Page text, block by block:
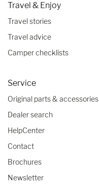
Travel & Enjoy
Travel stories
Travel advice
Camper checklists
Service
Original parts & accessories
Dealer search
HelpCenter
Contact
Brochures
Newsletter